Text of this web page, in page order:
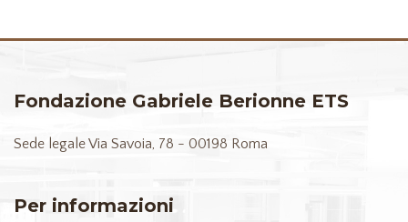
Fondazione Gabriele Berionne ETS
Sede legaleVia Savoia, 78 - 00198 Roma
Per informazioni